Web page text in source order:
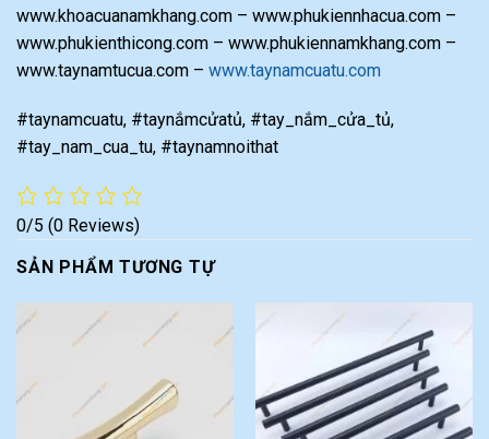
www.khoacuanamkhang.com – www.phukiennhacua.com –
www.phukienthicong.com – www.phukiennamkhang.com –
www.taynamtucua.com – www.taynamcuatu.com
#taynamcuatu, #taynắmcửatủ, #tay_nắm_cửa_tủ,
#tay_nam_cua_tu, #taynamnoithat
0/5 (0 Reviews)
SẢN PHẨM TƯƠNG TỰ